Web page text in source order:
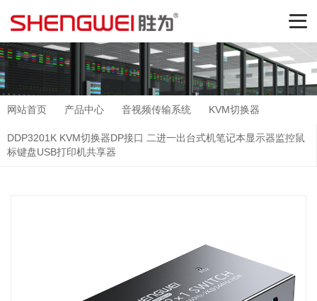
网站首页 产品中心 音视频传输系统 KVM切换器
DDP3201K KVM切换器DP接口 二进一出台式机笔记本显示器监控鼠
标键盘USB打印机共享器